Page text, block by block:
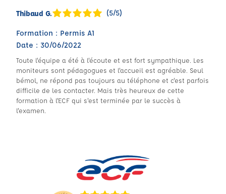
Thibaud G. (5/5)
Formation : Permis A1
Date : 30/06/2022
Toute l'équipe a été à l'écoute et est fort sympathique. Les
moniteurs sont pédagogues et l'accueil est agréable. Seul
bémol, ne répond pas toujours au téléphone et c'est parfois
difficile de les contacter. Mais très heureux de cette
formation à l'ECF qui s'est terminée par le succès à
l'examen.